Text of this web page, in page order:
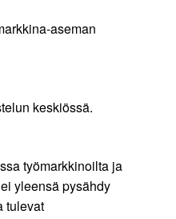
aseman
keskiössä.
työmarkkinoilta ja
yleensä pysähdy
tulevat